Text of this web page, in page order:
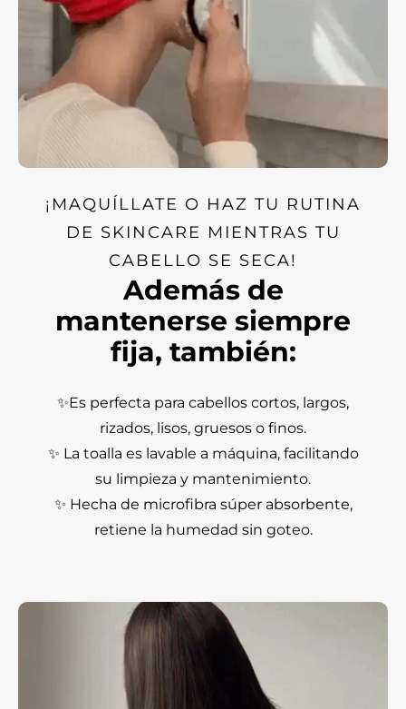
¡MAQUÍLLATE O HAZ TU RUTINA
DE SKINCARE MIENTRAS TU
CABELLO SE SECA!
Además de
mantenerse siempre
fija, también:
✨Es perfecta para cabellos cortos, largos,
rizados, lisos, gruesos o finos.
✨ La toalla es lavable a máquina, facilitando
su limpieza y mantenimiento.
✨ Hecha de microfibra súper absorbente,
retiene la humedad sin goteo.